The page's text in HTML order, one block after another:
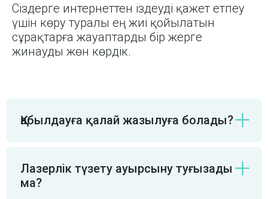
Сіздерге интернеттен іздеуді қажет етпеу
үшін көру туралы ең жиі қойылатын
сұрақтарға жауаптарды бір жерге
жинауды жөн көрдік.
Қабылдауға қалай жазылуға болады?
Лазерлік түзету ауырсыну туғызады
ма?